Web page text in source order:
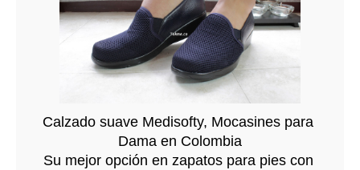
Calzado suave Medisofty, Mocasines para
Dama en Colombia
Su mejor opción en zapatos para pies con